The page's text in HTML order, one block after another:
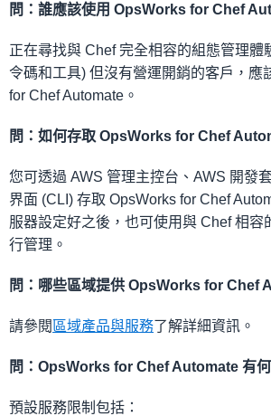
問：誰應該使用 OpsWorks for Chef
正在尋找與 Chef 完全相容的組態管理體
令碼和工具) 但沒有營運開銷的客戶，應
for Chef Automate。
問：如何存取 OpsWorks for Chef
您可透過 AWS 管理主控台、AWS 開發
界面 (CLI) 存取 OpsWorks for Chef
服器設定好之後，也可使用與 Chef 相容
行管理。
問：哪些區域提供 OpsWorks for Chef
請參閱區域產品與服務了解詳細資訊。
問：OpsWorks for Chef Automate 有何
預設服務限制包括：